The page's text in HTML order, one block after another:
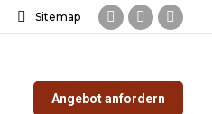
Sitemap
Facebook
opens
in
Instagram
opens
in
opens
Angebot anfordern